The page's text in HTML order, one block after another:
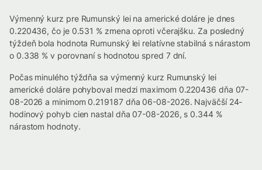
Výmenný kurz pre Rumunský lei na americké doláre je dnes
0.220436, čo je 0.531 % zmena oproti včerajšku. Za posledný
týždeň bola hodnota Rumunský lei relatívne stabilná s nárastom
o 0.338 % v porovnaní s hodnotou spred 7 dní.
Počas minulého týždňa sa výmenný kurz Rumunský lei
americké doláre pohyboval medzi maximom 0.220436 dňa 07-
08-2026 a minimom 0.219187 dňa 06-08-2026. Najväčší 24-
hodinový pohyb cien nastal dňa 07-08-2026, s 0.344 %
nárastom hodnoty.